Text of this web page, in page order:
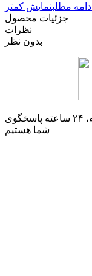
ادامه مطلبنمایش کمتر
جزئیات محصول
نظرات
بدون نظر
تلفن پشتیبانی | 09120511400 | ۷ روز هفته، ۲۴ ساعته پاسخگوی
شما هستیم